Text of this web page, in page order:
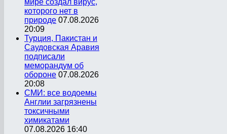
мире создал вирус,
которого нет в
природе 07.08.2026
20:09
Турция, Пакистан и
Саудовская Аравия
подписали
меморандум об
обороне 07.08.2026
20:08
СМИ: все водоемы
Англии загрязнены
токсичными
химикатами
07.08.2026 16:40